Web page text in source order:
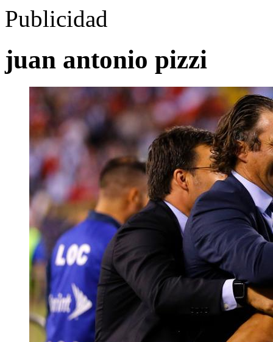
Publicidad
juan antonio pizzi